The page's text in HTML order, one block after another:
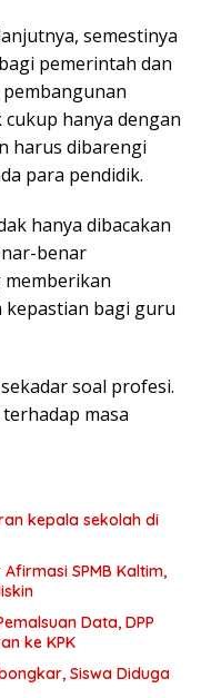
semestinya
pemerintah dan
hanya dengan
harus dibarengi
para pendidik.
hanya dibacakan
benar
memberikan
kepastian bagi guru
soal profesi.
masa
kepala sekolah di
SPMB Kaltim,
Data, DPP
ke KPK
Siswa Diduga